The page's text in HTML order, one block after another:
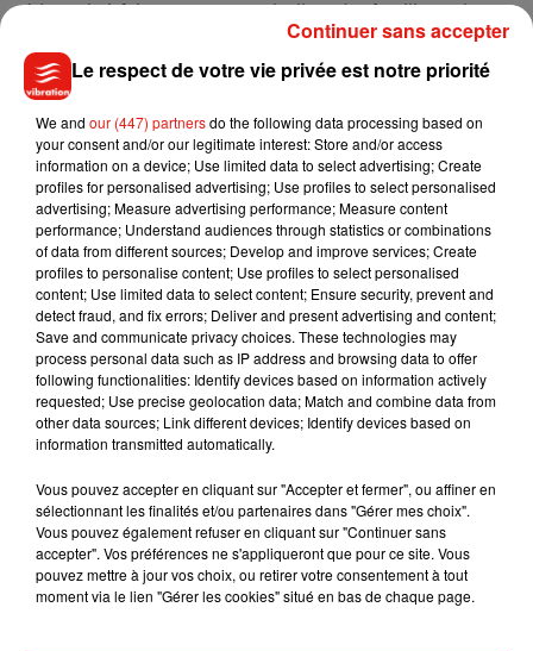
pédagogie à faire. «Par exemple, il y a des familles qui
pensent que dans le menu végétarien, ils auront quand
même du poisson (…) il y en a qui nous disent aussi qu’ils ont
peur des carences alimentaires que ça peut générer chez les
enfants. Donc là c’est à nous d’expliquer que les menus sont
construits avec la même exigence d’un point de vue nutritif
que ce soit végétarien ou non».
S’il est encore difficile de se projeter sur la prochaine année
scolaire, et le nombre d’inscrits, la municipalité compte
renouveler son dispositif. D’autant plus qu’il lui permet
aujourd’hui de travailler avec des producteurs locaux,
notamment autour des légumineuses.
Musique
7 août 2026
Julien Lieb s’essaye à la vie de chatelain
dans son nouveau clip
Le respect de votre vie privée est notre priorité
We and our (447) partnersdo the following data processing based on
your consent and/or our legitimate interest: Store and/or access
information on a device; Use limited data to select advertising; Create
profiles for personalised advertising; Use profiles to select personalised
advertising; Measure advertising performance; Measure content
performance; Understand audiences through statistics or combinations
of data from different sources; Develop and improve services; Create
profiles to personalise content; Use profiles to select personalised
content; Use limited data to select content; Ensure security, prevent and
detect fraud, and fix errors; Deliver and present advertising and content;
Save and communicate privacy choices. These technologies may
process personal data such as IP address and browsing data to offer
following functionalities: Identify devices based on information actively
requested; Use precise geolocation data; Match and combine data from
other data sources; Link different devices; Identify devices based on
information transmitted automatically.
Vous pouvez accepter en cliquant sur "Accepter et fermer", ou affiner en
sélectionnant les finalités et/ou partenaires dans "Gérer mes choix".
Vous pouvez également refuser en cliquant sur "Continuer sans
accepter". Vos préférences ne s'appliqueront que pour ce site. Vous
pouvez mettre à jour vos choix, ou retirer votre consentement à tout
moment via le lien "Gérer les cookies" situé en bas de chaque page.
Continuer sans accepter